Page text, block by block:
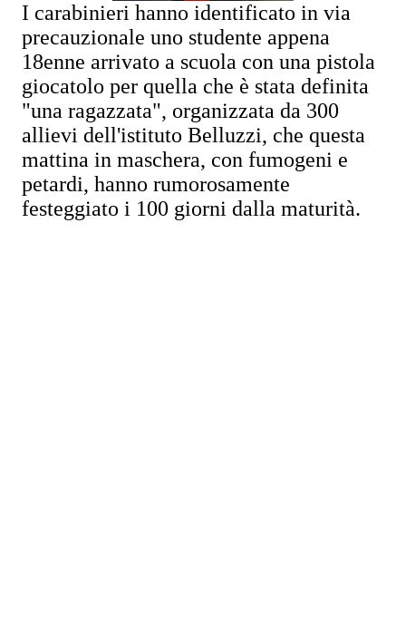
I carabinieri hanno identificato in via
precauzionale uno studente appena
18enne arrivato a scuola con una pistola
giocatolo per quella che è stata definita
"una ragazzata", organizzata da 300
allievi dell'istituto Belluzzi, che questa
mattina in maschera, con fumogeni e
petardi, hanno rumorosamente
festeggiato i 100 giorni dalla maturità.